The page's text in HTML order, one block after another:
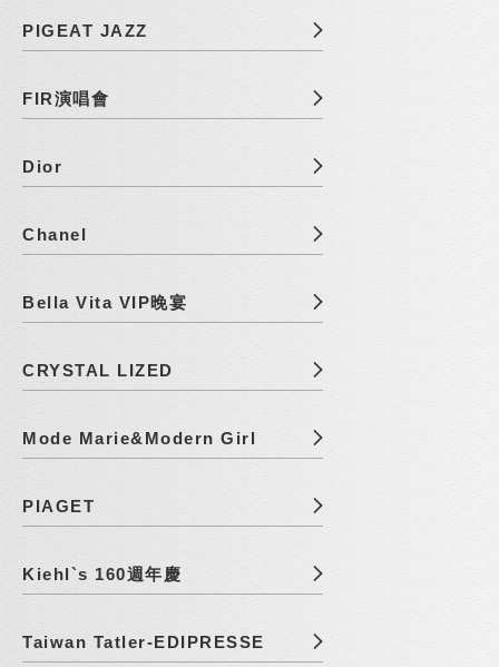
PIGEAT JAZZ
FIR演唱會
Dior
Chanel
Bella Vita VIP晚宴
CRYSTAL LIZED
Mode Marie&Modern Girl
PIAGET
Kiehl`s 160週年慶
Taiwan Tatler-EDIPRESSE